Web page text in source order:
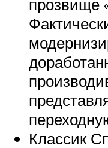
прозвище
Классик